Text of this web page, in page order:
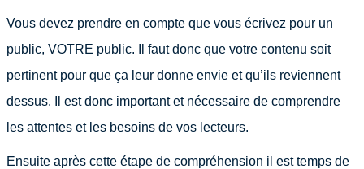
Vous devez prendre en compte que vous écrivez pour un
public, VOTRE public. Il faut donc que votre contenu soit
pertinent pour que ça leur donne envie et qu’ils reviennent
dessus. Il est donc important et nécessaire de comprendre
les attentes et les besoins de vos lecteurs.
Ensuite après cette étape de compréhension il est temps de